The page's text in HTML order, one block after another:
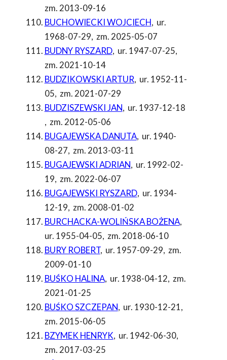
zm. 2013-09-16
BUCHOWIECKI WOJCIECH, ur.
1968-07-29, zm. 2025-05-07
BUDNY RYSZARD, ur. 1947-07-25,
zm. 2021-10-14
BUDZIKOWSKI ARTUR, ur. 1952-11-
05, zm. 2021-07-29
BUDZISZEWSKI JAN, ur. 1937-12-18
, zm. 2012-05-06
BUGAJEWSKA DANUTA, ur. 1940-
08-27, zm. 2013-03-11
BUGAJEWSKI ADRIAN, ur. 1992-02-
19, zm. 2022-06-07
BUGAJEWSKI RYSZARD, ur. 1934-
12-19, zm. 2008-01-02
BURCHACKA-WOLIŃSKA BOŻENA,
ur. 1955-04-05, zm. 2018-06-10
BURY ROBERT, ur. 1957-09-29, zm.
2009-01-10
BUŚKO HALINA, ur. 1938-04-12, zm.
2021-01-25
BUŚKO SZCZEPAN, ur. 1930-12-21,
zm. 2015-06-05
BZYMEK HENRYK, ur. 1942-06-30,
zm. 2017-03-25